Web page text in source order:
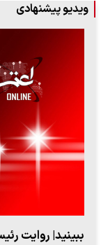
ویدیو پیشنهادی
ببینید| روایت